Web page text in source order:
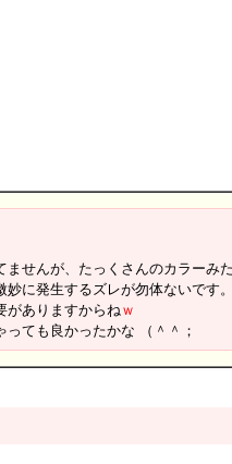
せんが、たっくさんのカラーみ
妙に発生するズレが勿体ないです
がありますからね ｗ
ても良かったかな （＾＾；